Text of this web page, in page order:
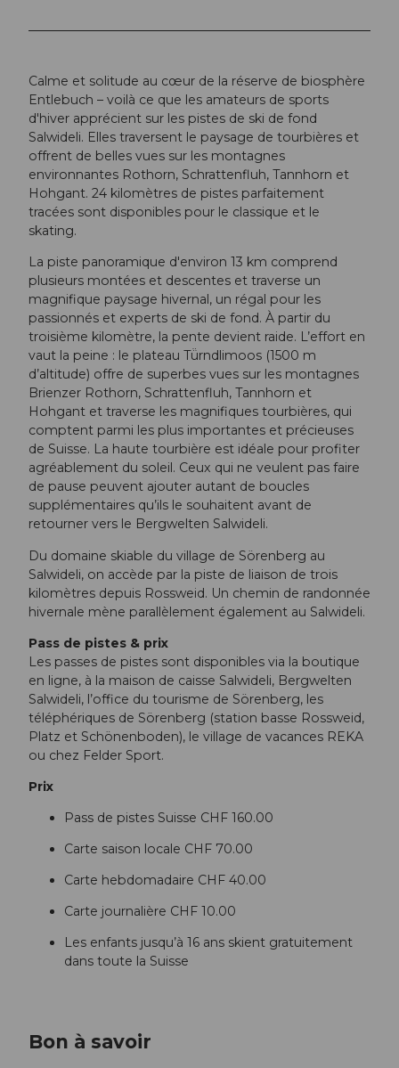
Calme et solitude au cœur de la réserve de biosphère
Entlebuch – voilà ce que les amateurs de sports
d'hiver apprécient sur les pistes de ski de fond
Salwideli. Elles traversent le paysage de tourbières et
offrent de belles vues sur les montagnes
environnantes Rothorn, Schrattenfluh, Tannhorn et
Hohgant. 24 kilomètres de pistes parfaitement
tracées sont disponibles pour le classique et le
skating.
La piste panoramique d'environ 13 km comprend
plusieurs montées et descentes et traverse un
magnifique paysage hivernal, un régal pour les
passionnés et experts de ski de fond. À partir du
troisième kilomètre, la pente devient raide. L’effort en
vaut la peine : le plateau Tü̈rndlimoos (1500 m
d’altitude) offre de superbes vues sur les montagnes
Brienzer Rothorn, Schrattenfluh, Tannhorn et
Hohgant et traverse les magnifiques tourbières, qui
comptent parmi les plus importantes et précieuses
de Suisse. La haute tourbière est idéale pour profiter
agréablement du soleil. Ceux qui ne veulent pas faire
de pause peuvent ajouter autant de boucles
supplémentaires qu’ils le souhaitent avant de
retourner vers le Bergwelten Salwideli.
Du domaine skiable du village de Sörenberg au
Salwideli, on accède par la piste de liaison de trois
kilomètres depuis Rossweid. Un chemin de randonnée
hivernale mène parallèlement également au Salwideli.
Pass de pistes & prix
Les passes de pistes sont disponibles via la boutique
en ligne, à la maison de caisse Salwideli, Bergwelten
Salwideli, l’office du tourisme de Sörenberg, les
téléphériques de Sörenberg (station basse Rossweid,
Platz et Schönenboden), le village de vacances REKA
ou chez Felder Sport.
Prix
Pass de pistes Suisse CHF 160.00
Carte saison locale CHF 70.00
Carte hebdomadaire CHF 40.00
Carte journalière CHF 10.00
Les enfants jusqu’à 16 ans skient gratuitement
dans toute la Suisse
Bon à savoir